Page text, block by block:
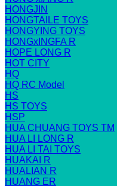
HONGJIN
HONGTAILE TOYS
HONGYING TOYS
HONGxINGFA R
HOPE LONG R
HOT CITY
HQ
HQ RC Model
HS
HS TOYS
HSP
HUA CHUANG TOYS TM
HUA LI LONG R
HUA LI TAI TOYS
HUAKAI R
HUALIAN R
HUANG ER